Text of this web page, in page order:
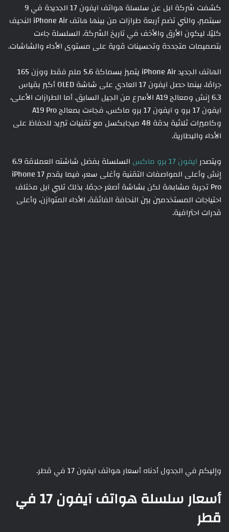
كشفت شركة آبل عن سلسلة هواتف آيفون 17 الجديدة في 9
سبتمبر، والتي تضم أربعة طرازات من بينها هاتف iPhone Air النحيف
كليًا، ليكون الأرق والأخف في تاريخ الشركة. السلسلة جاءت
بتصميمات متجددة وتحسينات قوية على مستوى الأداء والشاشات.
الهاتف الجديد iPhone Air يتميز بسماكة 5.6 ملم فقط ووزن 165
جرامًا، بينما حصل آيفون 17 العادي على شاشة OLED أكبر بقياس
6.3 إنش ومعالج A19 الأسرع من الجيل السابق. أما الطرازات الأعلى،
آيفون 17 برو و آيفون 17 برو ماكس، فجاءت بمعالج A19 Pro
وكاميرات ثلاثية بدقة 48 ميجابكسل مع تقنيات تبريد للحفاظ على
الأداء والبطارية.
ويتصدرايفون 17 برو ماكس
السلسلة بفضل شاشته العملاقة 6.9
إنش وأعلى المواصفات التقنية وأغلى سعر، فيما يقدم iPhone 17
Pro تجربة مشابهة لكن بشاشة أصغر حجمًا. بذلك تلبي آبل مختلف
احتياجات المستخدمين بين النحافة الفائقة، الأداء المتوازن، وأعلى
قدرات احترافية.
وإليكم في الجدول أدناه أسعار هواتف آيفون 17 في قطر.
أسعار سلسلة هواتف آيفون 17 في
قطر